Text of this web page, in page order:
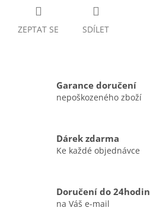
ZEPTAT SE SDÍLET
Garance doručení
nepoškozeného zboží
Dárek zdarma
Ke každé objednávce
Doručení do 24hodin
na Váš e-mail